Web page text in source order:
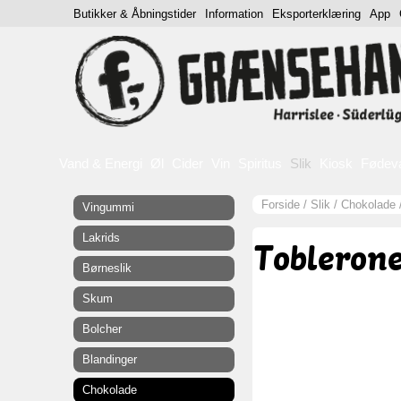
Slik
Forside / Slik / Chokolade
Vingummi
Lakrids
Børneslik
Skum
Bolcher
Blandinger
Chokolade
Butikker & Åbningstider Information Eksporterklæring App